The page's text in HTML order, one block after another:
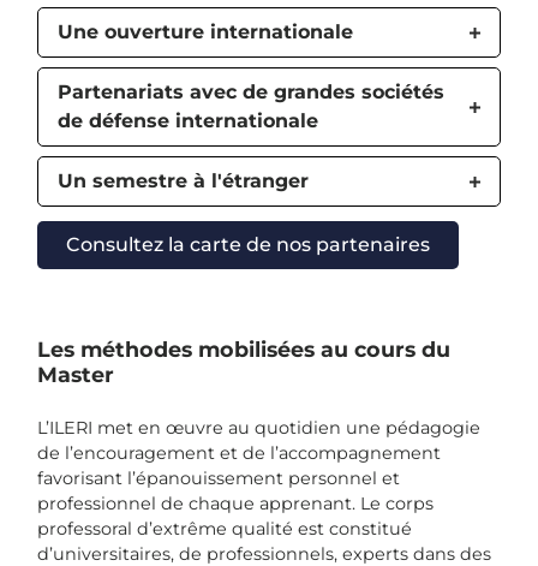
Une ouverture internationale
Partenariats avec de grandes sociétés
de défense internationale
Un semestre à l'étranger
Consultez la carte de nos partenaires
Les méthodes mobilisées au cours du
Master
L’ILERI met en œuvre au quotidien une pédagogie
de l’encouragement et de l’accompagnement
favorisant l’épanouissement personnel et
professionnel de chaque apprenant. Le corps
professoral d’extrême qualité est constitué
d’universitaires, de professionnels, experts dans des